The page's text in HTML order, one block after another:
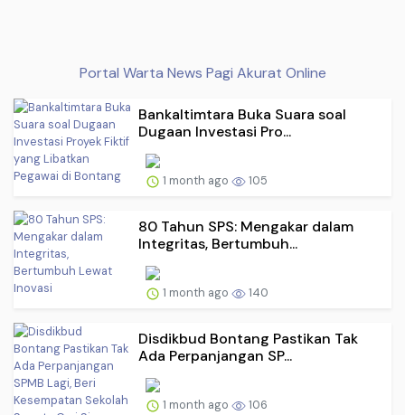
Portal Warta News Pagi Akurat Online
Bankaltimtara Buka Suara soal
Dugaan Investasi Pro...
1 month ago 105
80 Tahun SPS: Mengakar dalam
Integritas, Bertumbuh...
1 month ago 140
Disdikbud Bontang Pastikan Tak
Ada Perpanjangan SP...
1 month ago 106